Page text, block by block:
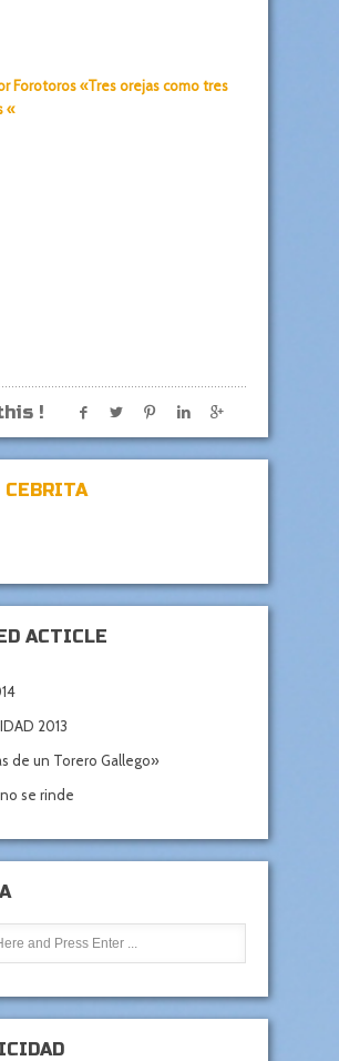
Forotoros «Tres orejas como tres
«
!
CEBRITA
ACTICLE
2013
de un Torero Gallego»
se rinde